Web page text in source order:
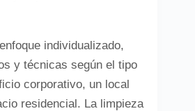
individualizado,
y técnicas según el tipo
corporativo, un local
residencial. La limpieza